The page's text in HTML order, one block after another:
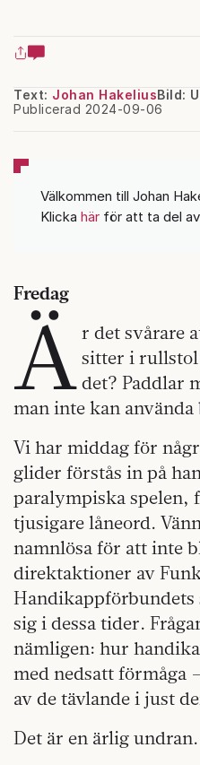
Text: Johan Hakelius
Publicerad 2024-09-06
Bild:
Välkommen till Johan
Klicka här för att ta del
Fredag
Ä r det svårare
sitter i
det? Paddlar
man inte kan använda
Vi har middag för
glider förstås in på
paralympiska spelen,
tjusigare låneord.
namnlösa för att inte
direktaktioner av
Handikappförbundets
sig i dessa tider.
nämligen: hur
med nedsatt förmåga
av de tävlande i just
Det är en ärlig undran.